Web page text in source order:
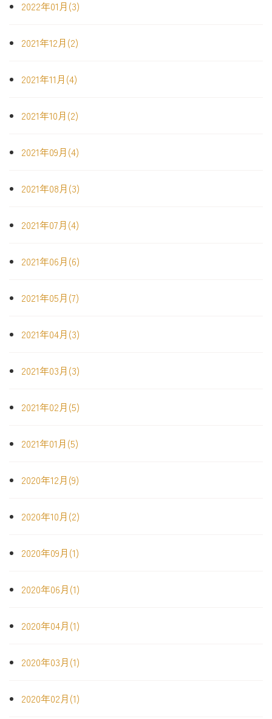
2022年01月(3)
2021年12月(2)
2021年11月(4)
2021年10月(2)
2021年09月(4)
2021年08月(3)
2021年07月(4)
2021年06月(6)
2021年05月(7)
2021年04月(3)
2021年03月(3)
2021年02月(5)
2021年01月(5)
2020年12月(9)
2020年10月(2)
2020年09月(1)
2020年06月(1)
2020年04月(1)
2020年03月(1)
2020年02月(1)